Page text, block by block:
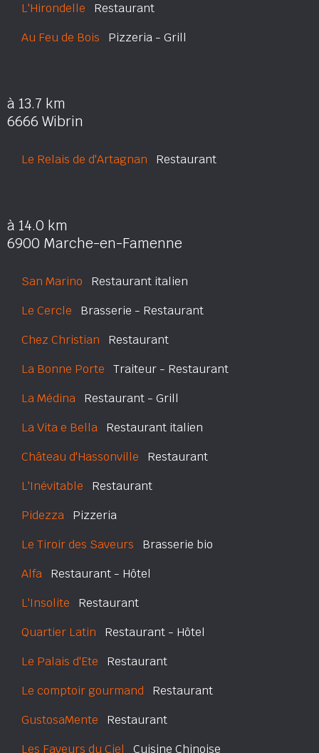
L'Hirondelle Restaurant
Au Feu de Bois Pizzeria - Grill
à 13.7 km
6666 Wibrin
Le Relais de d'Artagnan Restaurant
à 14.0 km
6900 Marche-en-Famenne
San Marino Restaurant italien
Le Cercle Brasserie - Restaurant
Chez Christian Restaurant
La Bonne Porte Traiteur - Restaurant
La Médina Restaurant - Grill
La Vita e Bella Restaurant italien
Château d'Hassonville Restaurant
L'Inévitable Restaurant
Pidezza Pizzeria
Le Tiroir des Saveurs Brasserie bio
Alfa Restaurant - Hôtel
L'Insolite Restaurant
Quartier Latin Restaurant - Hôtel
Le Palais d'Ete Restaurant
Le comptoir gourmand Restaurant
GustosaMente Restaurant
Les Faveurs du Ciel Cuisine Chinoise